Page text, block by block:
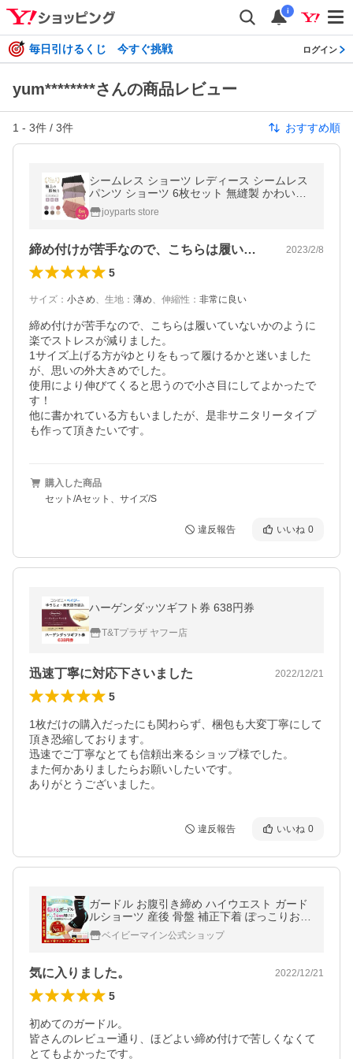
i
毎日引けるくじ 今すぐ挑戦 ログイン
yum********さんの商品レビュー
1 - 3件 / 3件 おすすめ順
シームレス ショーツ レディース シームレス
パンツ ショーツ 6枚セット 無縫製 かわいい
浅履き スカラップ ラインが出ない くすみカ
ラー インナー
joyparts store
締め付けが苦手なので、こちらは履いてい… 2023/2/8
5
サイズ ： 小さめ、 生地 ： 薄め、 伸縮性 ： 非常に良い
締め付けが苦手なので、こちらは履いていないかのように
楽でストレスが減りました。
1サイズ上げる方がゆとりをもって履けるかと迷いました
が、思いの外大きめでした。
使用により伸びてくると思うので小さ目にしてよかったで
す！
他に書かれている方もいましたが、是非サニタリータイプ
も作って頂きたいです。
購入した商品
セット/Aセット、サイズ/S
違反報告 いいね 0
ハーゲンダッツギフト券 638円券
T&Tプラザ ヤフー店
迅速丁寧に対応下さいました 2022/12/21
5
1枚だけの購入だったにも関わらず、梱包も大変丁寧にして
頂き恐縮しております。
迅速でご丁寧なとても信頼出来るショップ様でした。
また何かありましたらお願いしたいです。
ありがとうございました。
違反報告 いいね 0
ガードル お腹引き締め ハイウエスト ガード
ルショーツ 産後 骨盤 補正下着 ぽっこりお腹
ギュッと引き締め骨盤ガードル ベイビーマ
イン 30代 40代
ベイビーマイン公式ショップ
気に入りました。 2022/12/21
5
初めてのガードル。
皆さんのレビュー通り、ほどよい締め付けで苦しくなくて
とてもよかったです。